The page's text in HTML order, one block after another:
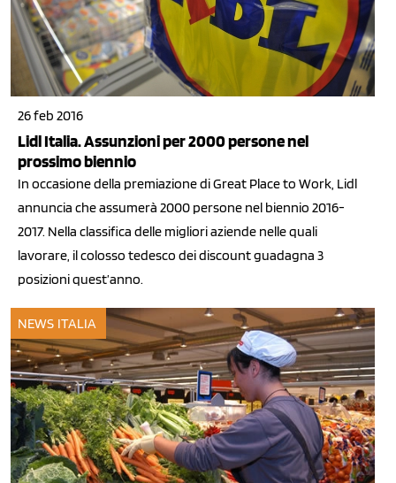
26 feb 2016
Lidl Italia. Assunzioni per 2000 persone nel
prossimo biennio
In occasione della premiazione di Great Place to Work, Lidl
annuncia che assumerà 2000 persone nel biennio 2016-
2017. Nella classifica delle migliori aziende nelle quali
lavorare, il colosso tedesco dei discount guadagna 3
posizioni quest’anno.
NEWS ITALIA